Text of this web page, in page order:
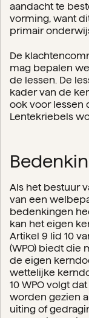
aandacht te
vorming, want
primair
De
mag bepalen
de lessen. De
kader van de
ook voor lessen
Lentekriebels
Als het bestuur
van een
bedenkingen
kan het eigen
Artikel 9 lid 10
(WPO) biedt die
de eigen
wettelijke
10 WPO volgt
worden gezien
uiting of